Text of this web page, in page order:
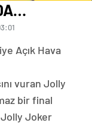
Açık Hava
vuran Jolly
bir final
Jolly Joker